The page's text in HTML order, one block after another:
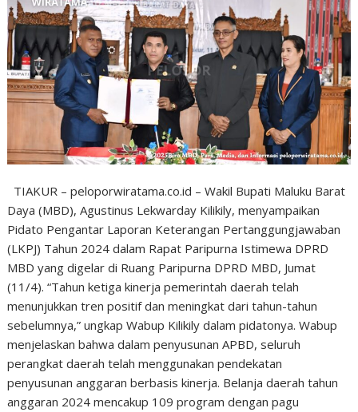
TIAKUR – peloporwiratama.co.id – Wakil Bupati Maluku Barat
Daya (MBD), Agustinus Lekwarday Kilikily, menyampaikan
Pidato Pengantar Laporan Keterangan Pertanggungjawaban
(LKPJ) Tahun 2024 dalam Rapat Paripurna Istimewa DPRD
MBD yang digelar di Ruang Paripurna DPRD MBD, Jumat
(11/4). “Tahun ketiga kinerja pemerintah daerah telah
menunjukkan tren positif dan meningkat dari tahun-tahun
sebelumnya,” ungkap Wabup Kilikily dalam pidatonya. Wabup
menjelaskan bahwa dalam penyusunan APBD, seluruh
perangkat daerah telah menggunakan pendekatan
penyusunan anggaran berbasis kinerja. Belanja daerah tahun
anggaran 2024 mencakup 109 program dengan pagu